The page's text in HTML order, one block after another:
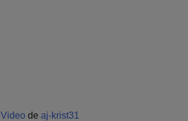
Video de aj-krist31